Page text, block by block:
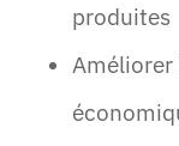
produites
Améliorer